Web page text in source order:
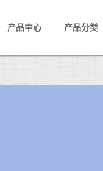
产品中心 产品分类